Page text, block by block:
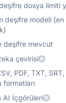
dosya limiti
deşifre modeli
deşifre mevcut
çevirisi
PDF, TXT, SRT,
formatları
AI İçgörüleri